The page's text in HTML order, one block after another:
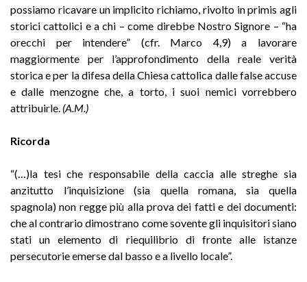
possiamo ricavare un implicito richiamo, rivolto in primis agli
storici cattolici e a chi – come direbbe Nostro Signore – “ha
orecchi per intendere” (cfr. Marco 4,9) a lavorare
maggiormente per l’approfondimento della reale verità
storica e per la difesa della Chiesa cattolica dalle false accuse
e dalle menzogne che, a torto, i suoi nemici vorrebbero
attribuirle. (A.M.)
Ricorda
“(…)la tesi che responsabile della caccia alle streghe sia
anzitutto l’inquisizione (sia quella romana, sia quella
spagnola) non regge più alla prova dei fatti e dei documenti:
che al contrario dimostrano come sovente gli inquisitori siano
stati un elemento di riequilibrio di fronte alle istanze
persecutorie emerse dal basso e a livello locale”.